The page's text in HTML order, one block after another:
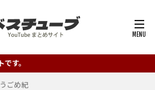
うごめ紀